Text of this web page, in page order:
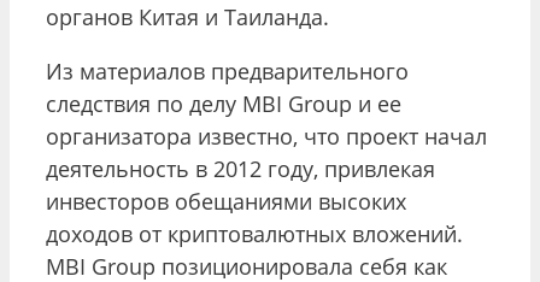
органов Китая и Таиланда.
Из материалов предварительного
следствия по делу MBI Group и ее
организатора известно, что проект начал
деятельность в 2012 году, привлекая
инвесторов обещаниями высоких
доходов от криптовалютных вложений.
MBI Group позиционировала себя как